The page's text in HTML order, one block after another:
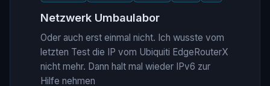
Netzwerk Umbaulabor
Oder auch erst einmal nicht. Ich wusste vom
letzten Test die IP vom Ubiquiti EdgeRouterX
nicht mehr. Dann halt mal wieder IPv6 zur
Hilfe nehmen